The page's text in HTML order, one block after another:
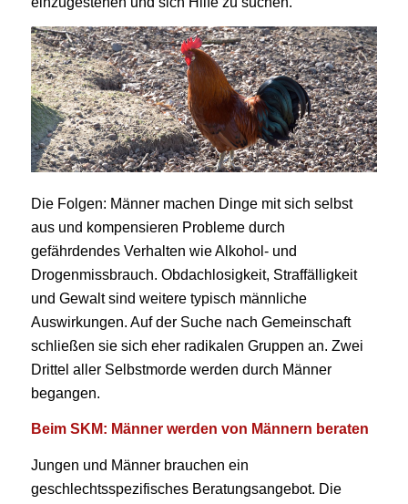
Die Folgen: Männer machen Dinge mit sich selbst
aus und kompensieren Probleme durch
gefährdendes Verhalten wie Alkohol- und
Drogenmissbrauch. Obdachlosigkeit, Straffälligkeit
und Gewalt sind weitere typisch männliche
Auswirkungen. Auf der Suche nach Gemeinschaft
schließen sie sich eher radikalen Gruppen an. Zwei
Drittel aller Selbstmorde werden durch Männer
begangen.
Beim SKM: Männer werden von Männern beraten
Jungen und Männer brauchen ein
geschlechtsspezifisches Beratungsangebot. Die